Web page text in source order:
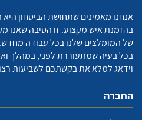
אנחנו מאמינים שתחושת הביטחון
בהזמנת איש מקצוע. זו הסיבה שאנו
של המומלצים שלנו בכל עבודה
בכל בעיה שמתעוררת לפני, במהלך
וידאג למלא את בקשתכם לשביעות
החברה